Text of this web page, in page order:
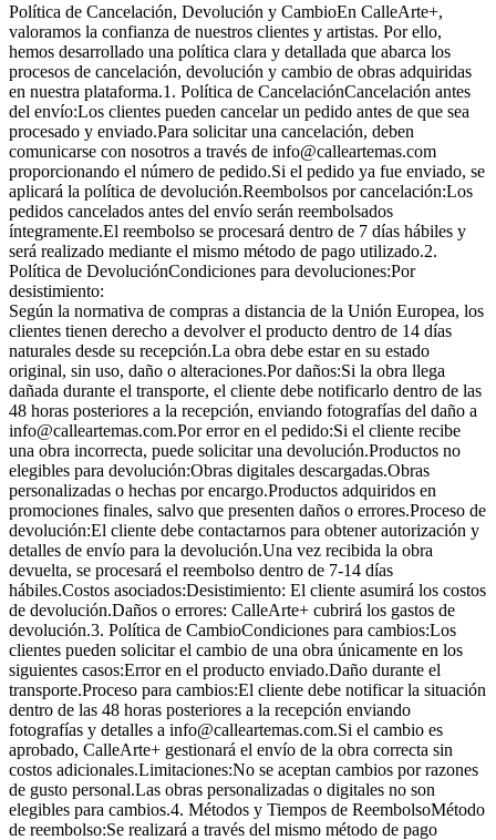
Política de Cancelación, Devolución y CambioEn CalleArte+,
valoramos la confianza de nuestros clientes y artistas. Por ello,
hemos desarrollado una política clara y detallada que abarca los
procesos de cancelación, devolución y cambio de obras adquiridas
en nuestra plataforma.1. Política de CancelaciónCancelación antes
del envío:Los clientes pueden cancelar un pedido antes de que sea
procesado y enviado.Para solicitar una cancelación, deben
comunicarse con nosotros a través de info@calleartemas.com
proporcionando el número de pedido.Si el pedido ya fue enviado, se
aplicará la política de devolución.Reembolsos por cancelación:Los
pedidos cancelados antes del envío serán reembolsados
íntegramente.El reembolso se procesará dentro de 7 días hábiles y
será realizado mediante el mismo método de pago utilizado.2.
Política de DevoluciónCondiciones para devoluciones:Por
desistimiento:
Según la normativa de compras a distancia de la Unión Europea, los
clientes tienen derecho a devolver el producto dentro de 14 días
naturales desde su recepción.La obra debe estar en su estado
original, sin uso, daño o alteraciones.Por daños:Si la obra llega
dañada durante el transporte, el cliente debe notificarlo dentro de las
48 horas posteriores a la recepción, enviando fotografías del daño a
info@calleartemas.com.Por error en el pedido:Si el cliente recibe
una obra incorrecta, puede solicitar una devolución.Productos no
elegibles para devolución:Obras digitales descargadas.Obras
personalizadas o hechas por encargo.Productos adquiridos en
promociones finales, salvo que presenten daños o errores.Proceso de
devolución:El cliente debe contactarnos para obtener autorización y
detalles de envío para la devolución.Una vez recibida la obra
devuelta, se procesará el reembolso dentro de 7-14 días
hábiles.Costos asociados:Desistimiento: El cliente asumirá los costos
de devolución.Daños o errores: CalleArte+ cubrirá los gastos de
devolución.3. Política de CambioCondiciones para cambios:Los
clientes pueden solicitar el cambio de una obra únicamente en los
siguientes casos:Error en el producto enviado.Daño durante el
transporte.Proceso para cambios:El cliente debe notificar la situación
dentro de las 48 horas posteriores a la recepción enviando
fotografías y detalles a info@calleartemas.com.Si el cambio es
aprobado, CalleArte+ gestionará el envío de la obra correcta sin
costos adicionales.Limitaciones:No se aceptan cambios por razones
de gusto personal.Las obras personalizadas o digitales no son
elegibles para cambios.4. Métodos y Tiempos de ReembolsoMétodo
de reembolso:Se realizará a través del mismo método de pago